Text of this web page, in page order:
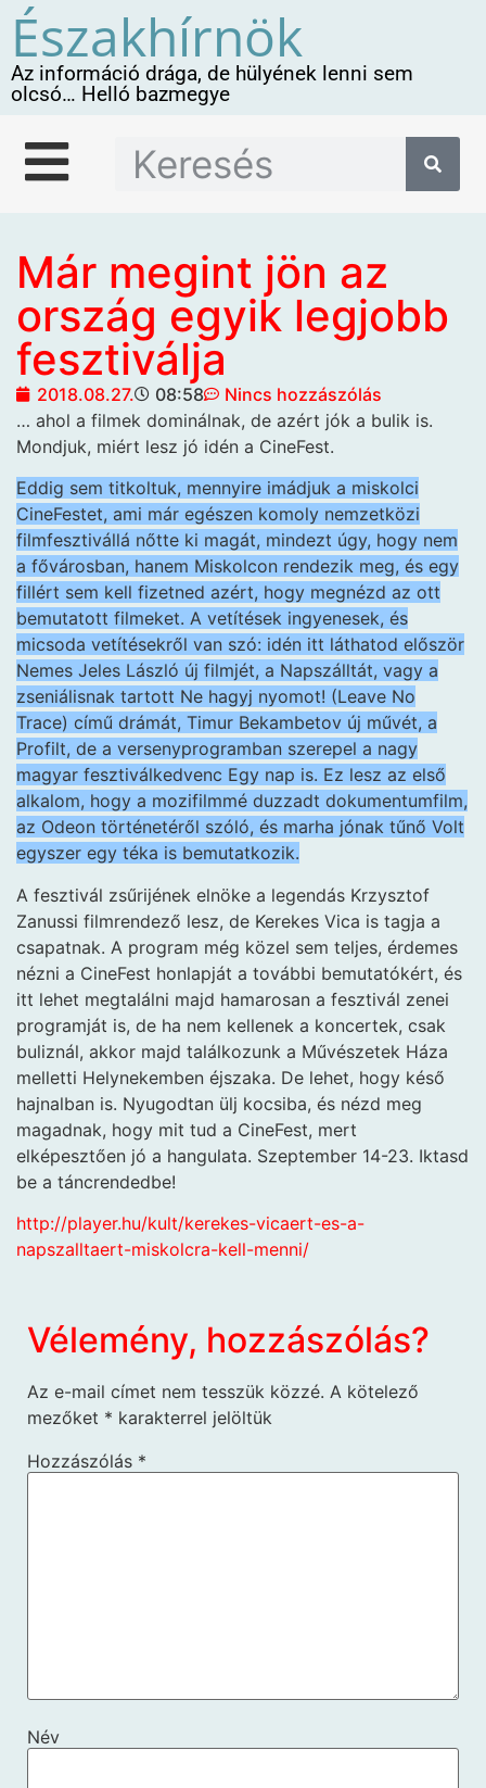
Északhírnök
Az információ drága, de hülyének lenni sem
olcsó… Helló bazmegye
Már megint jön az
ország egyik legjobb
fesztiválja
2018.08.27. 08:58
Nincs hozzászólás
… ahol a filmek dominálnak, de azért jók a bulik is.
Mondjuk, miért lesz jó idén a CineFest.
Eddig sem titkoltuk, mennyire imádjuk a miskolci
CineFestet, ami már egészen komoly nemzetközi
filmfesztivállá nőtte ki magát, mindezt úgy, hogy nem
a fővárosban, hanem Miskolcon rendezik meg, és egy
fillért sem kell fizetned azért, hogy megnézd az ott
bemutatott filmeket. A vetítések ingyenesek, és
micsoda vetítésekről van szó: idén itt láthatod először
Nemes Jeles László új filmjét, a Napszálltát, vagy a
zseniálisnak tartott Ne hagyj nyomot! (Leave No
Trace) című drámát, Timur Bekambetov új művét, a
Profilt, de a versenyprogramban szerepel a nagy
magyar fesztiválkedvenc Egy nap is. Ez lesz az első
alkalom, hogy a mozifilmmé duzzadt dokumentumfilm,
az Odeon történetéről szóló, és marha jónak tűnő Volt
egyszer egy téka is bemutatkozik.
A fesztivál zsűrijének elnöke a legendás Krzysztof
Zanussi filmrendező lesz, de Kerekes Vica is tagja a
csapatnak. A program még közel sem teljes, érdemes
nézni a CineFest honlapját a további bemutatókért, és
itt lehet megtalálni majd hamarosan a fesztivál zenei
programját is, de ha nem kellenek a koncertek, csak
buliznál, akkor majd találkozunk a Művészetek Háza
melletti Helynekemben éjszaka. De lehet, hogy késő
hajnalban is. Nyugodtan ülj kocsiba, és nézd meg
magadnak, hogy mit tud a CineFest, mert
elképesztően jó a hangulata. Szeptember 14-23. Iktasd
be a táncrendedbe!
http://player.hu/kult/kerekes-vicaert-es-a-
napszalltaert-miskolcra-kell-menni/
Vélemény, hozzászólás?
Az e-mail címet nem tesszük közzé. A kötelező
mezőket * karakterrel jelöltük
Hozzászólás *
Név